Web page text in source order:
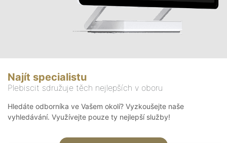
Najít specialistu
Plebiscit sdružuje těch nejlepších v oboru
Hledáte odborníka ve Vašem okolí? Vyzkoušejte naše
vyhledávání. Využívejte pouze ty nejlepší služby!